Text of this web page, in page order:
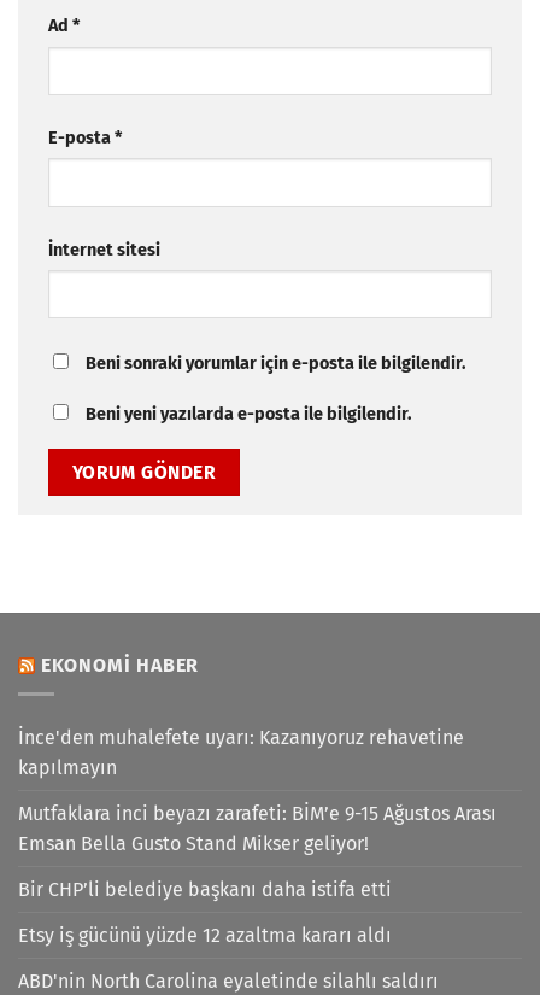
Ad *
E-posta*
İnternet sitesi
Beni sonraki yorumlar için e-posta ile bilgilendir.
Beni yeni yazılarda e-posta ile bilgilendir.
EKONOMI HABER
İnce'den muhalefete uyarı: Kazanıyoruz rehavetine
kapılmayın
Mutfaklara inci beyazı zarafeti: BİM’e 9-15 Ağustos Arası
Emsan Bella Gusto Stand Mikser geliyor!
Bir CHP’li belediye başkanı daha istifa etti
Etsy iş gücünü yüzde 12 azaltma kararı aldı
ABD'nin North Carolina eyaletinde silahlı saldırı